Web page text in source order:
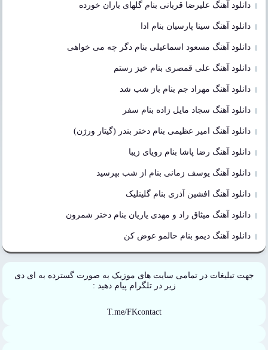
دانلود آهنگ علیرضا قربانی بنام گلهای باران خورده
دانلود آهنگ سینا پارسیان بنام ادا
دانلود آهنگ مسعود اسماعیلی بنام دگر چه می خواهی
دانلود آهنگ علی قمصری بنام خیز رستم
دانلود آهنگ مهراد جم بنام باز شب شد
دانلود آهنگ سجاد مایل زاده بنام سفر
دانلود آهنگ امیر عظیمی بنام دختر بندر (گیتار ورژن)
دانلود آهنگ رضا پاشا بنام رویای زیبا
دانلود آهنگ یوسف زمانی بنام از شب بپرسید
دانلود آهنگ افشین آذری بنام گلینلیک
دانلود آهنگ میثاق راد و مهدی یاریان بنام دختر شمرون
دانلود آهنگ دیمو بنام حالمو عوض کن
جهت تبلیغات در تمامی سایت های موزیک به صورت گسترده به ای دی
زیر در تلگرام پیام دهید :
T.me/FKcontact